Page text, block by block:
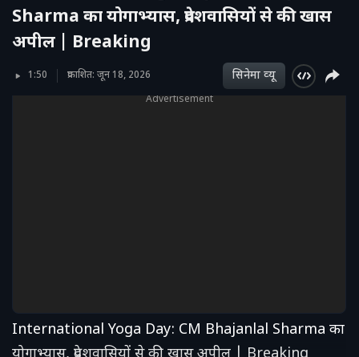
Sharma का योगाभ्यास, प्रदेशवासियों से की खास
अपील | Breaking
1:50 प्रकाशित: जून 18, 2026 सिनेमा व्‍यू
Advertisement
International Yoga Day: CM Bhajanlal Sharma का